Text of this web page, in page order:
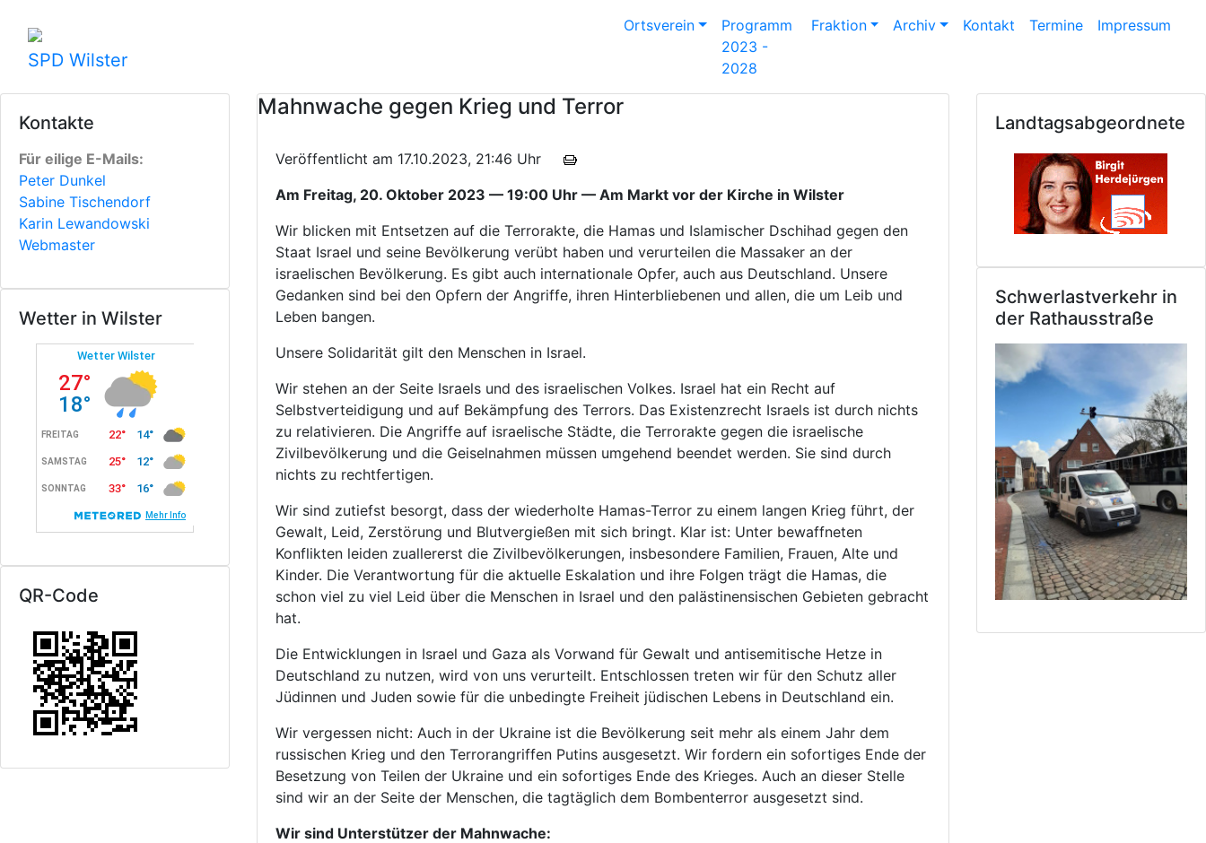
SPD Wilster
Ortsverein
Programm
2023 -
2028
Fraktion Archiv Kontakt Termine Impressum
Kontakte
Für eilige E-Mails:
Peter Dunkel
Sabine Tischendorf
Karin Lewandowski
Webmaster
Wetter in Wilster
QR-Code
Mahnwache gegen Krieg und Terror
Veröffentlicht am 17.10.2023, 21:46 Uhr
Am Freitag, 20. Oktober 2023 — 19:00 Uhr — Am Markt vor der Kirche in Wilster
Wir blicken mit Entsetzen auf die Terrorakte, die Hamas und Islamischer Dschihad gegen den
Staat Israel und seine Bevölkerung verübt haben und verurteilen die Massaker an der
israelischen Bevölkerung. Es gibt auch internationale Opfer, auch aus Deutschland. Unsere
Gedanken sind bei den Opfern der Angriffe, ihren Hinterbliebenen und allen, die um Leib und
Leben bangen.
Unsere Solidarität gilt den Menschen in Israel.
Wir stehen an der Seite Israels und des israelischen Volkes. Israel hat ein Recht auf
Selbstverteidigung und auf Bekämpfung des Terrors. Das Existenzrecht Israels ist durch nichts
zu relativieren. Die Angriffe auf israelische Städte, die Terrorakte gegen die israelische
Zivilbevölkerung und die Geiselnahmen müssen umgehend beendet werden. Sie sind durch
nichts zu rechtfertigen.
Wir sind zutiefst besorgt, dass der wiederholte Hamas-Terror zu einem langen Krieg führt, der
Gewalt, Leid, Zerstörung und Blutvergießen mit sich bringt. Klar ist: Unter bewaffneten
Konflikten leiden zuallererst die Zivilbevölkerungen, insbesondere Familien, Frauen, Alte und
Kinder. Die Verantwortung für die aktuelle Eskalation und ihre Folgen trägt die Hamas, die
schon viel zu viel Leid über die Menschen in Israel und den palästinensischen Gebieten gebracht
hat.
Die Entwicklungen in Israel und Gaza als Vorwand für Gewalt und antisemitische Hetze in
Deutschland zu nutzen, wird von uns verurteilt. Entschlossen treten wir für den Schutz aller
Jüdinnen und Juden sowie für die unbedingte Freiheit jüdischen Lebens in Deutschland ein.
Wir vergessen nicht: Auch in der Ukraine ist die Bevölkerung seit mehr als einem Jahr dem
russischen Krieg und den Terrorangriffen Putins ausgesetzt. Wir fordern ein sofortiges Ende der
Besetzung von Teilen der Ukraine und ein sofortiges Ende des Krieges. Auch an dieser Stelle
sind wir an der Seite der Menschen, die tagtäglich dem Bombenterror ausgesetzt sind.
Wir sind Unterstützer der Mahnwache:
Landtagsabgeordnete
Schwerlastverkehr in
der Rathausstraße